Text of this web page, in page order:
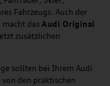
Fahrzeugs. Auch der
macht das Audi Original
zusätzlichen
sollten bei Ihrem Audi
den praktischen